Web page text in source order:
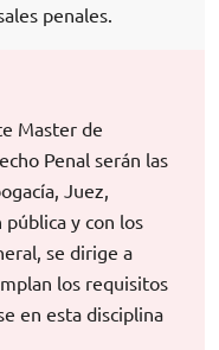
penales.
Master de
Penal serán las
Juez,
y con los
se dirige a
los requisitos
en esta disciplina